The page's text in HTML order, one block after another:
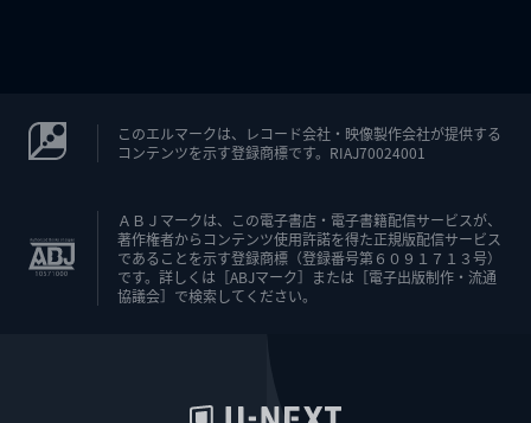
このエルマークは、レコード会社・映像製作会社が提供する
コンテンツを示す登録商標です。RIAJ70024001
ＡＢＪマークは、この電子書店・電子書籍配信サービスが、
著作権者からコンテンツ使用許諾を得た正規版配信サービス
であることを示す登録商標（登録番号第６０９１７１３号）
です。詳しくは［ABJマーク］または［電子出版制作・流通
協議会］で検索してください。